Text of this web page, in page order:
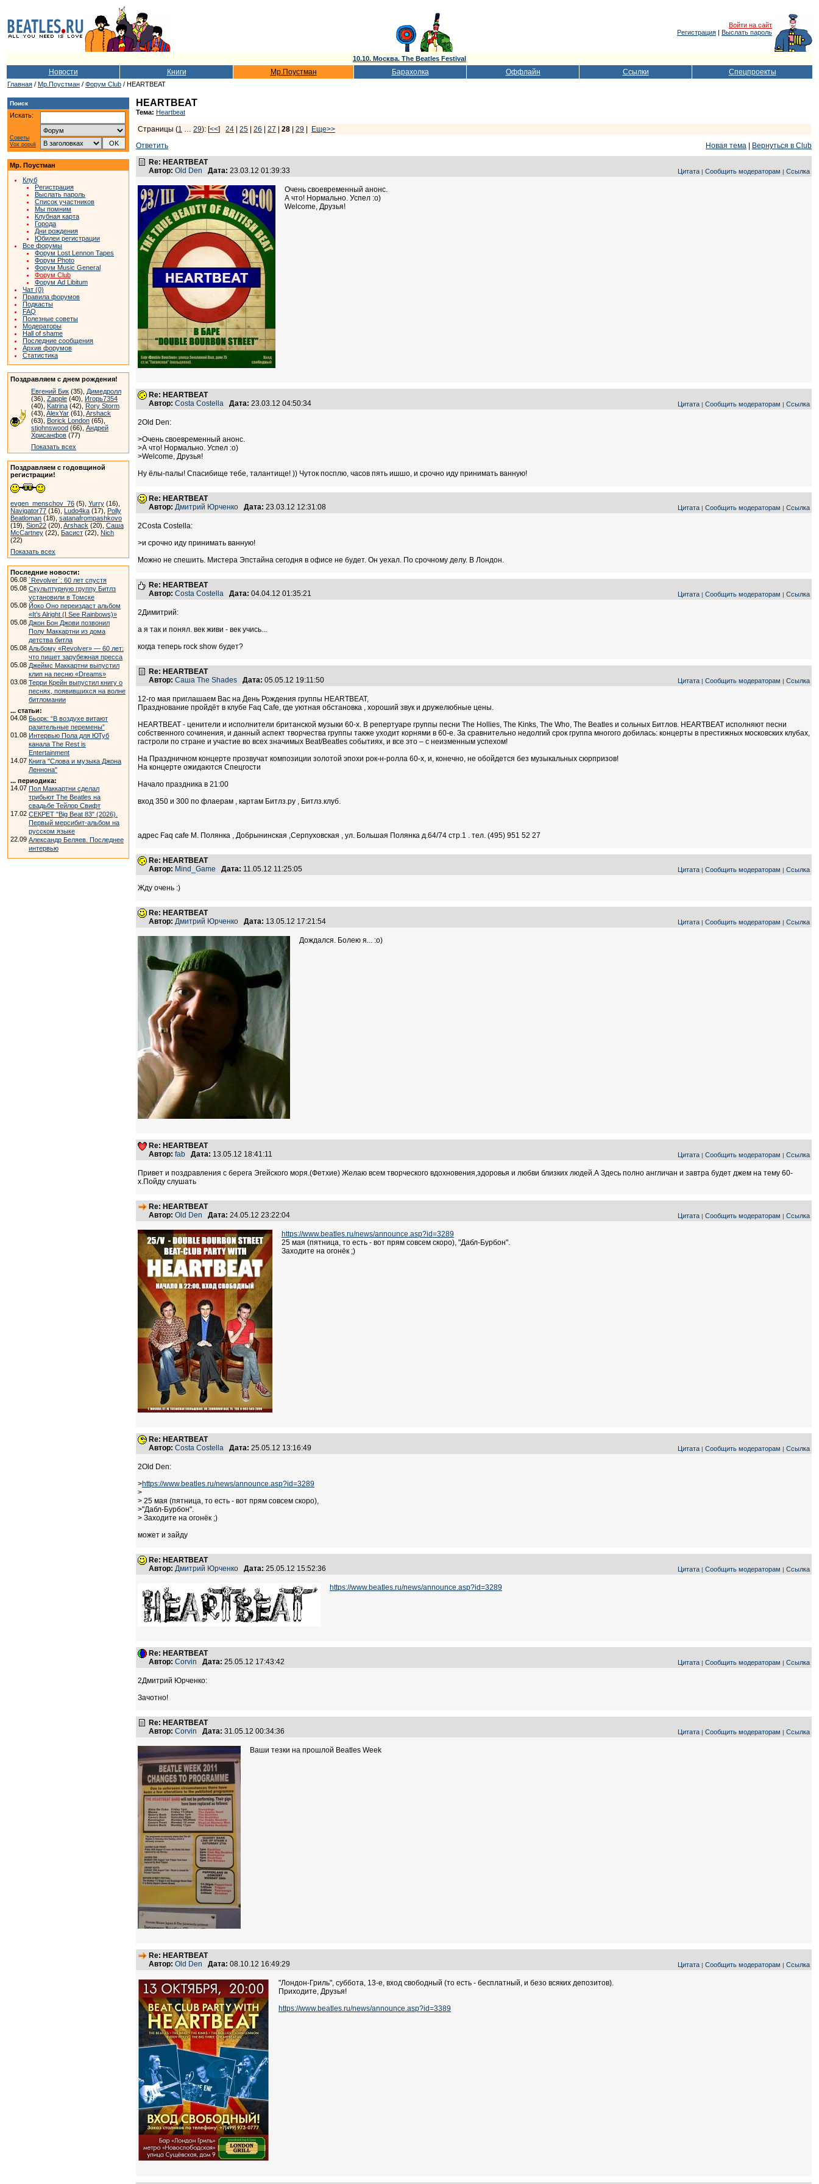
Войти на сайт
Регистрация | Выслать пароль
10.10. Москва. The Beatles Festival
Новости Книги Мр.Поустман Барахолка Оффлайн Ссылки Спецпроекты
Главная / Мр.Поустман / Форум Club / HEARTBEAT
Поиск
Искать:
Советы
Vox populi
Мр. Поустман
Клуб
Регистрация
Выслать пароль
Список участников
Мы помним
Клубная карта
Города
Дни рождения
Юбилеи регистрации
Все форумы
Форум Lost Lennon Tapes
Форум Photo
Форум Music General
Форум Club
Форум Ad Libitum
Чат (0)
Правила форумов
Подкасты
FAQ
Полезные советы
Модераторы
Hall of shame
Последние сообщения
Архив форумов
Статистика
Поздравляем с днем рождения!
Евгений Бик (35), Димедролл
(36), Zapple (40), Игорь7354
(40), Katrina (42), Rory Storm
(43), AlexYar (61), Arshack
(63), Borick London (65),
stjohnswood (66), Андрей
Хрисанфов (77)
Показать всех
Поздравляем с годовщиной
регистрации!
evgen_menschov_76 (5), Yurry (16),
Navigator77 (16), Ludo4ka (17), Polly
Beatloman (18), satanafrompashkovo
(19), Sion22 (20), Arshack (20), Саша
McCartney (22), Басист (22), Nich
(22)
Показать всех
Последние новости:
06.08 `Revolver`: 60 лет спустя
05.08 Скульптурную группу Битлз
установили в Томске
05.08 Йоко Оно переиздаст альбом
«It’s Alright (I See Rainbows)»
05.08 Джон Бон Джови позвонил
Полу Маккартни из дома
детства битла
05.08 Альбому «Revolver» — 60 лет:
что пишет зарубежная пресса
05.08 Джеймс Маккартни выпустил
клип на песню «Dreams»
03.08 Терри Крейн выпустил книгу о
песнях, появившихся на волне
битломании
... статьи:
04.08 Бьорк: “В воздухе витают
разительные перемены”
01.08 Интервью Пола для ЮТуб
канала The Rest is
Entertainment
14.07 Книга "Слова и музыка Джона
Леннона"
... периодика:
14.07 Пол Маккартни сделал
трибьют The Beatles на
свадьбе Тейлор Свифт
17.02 СЕКРЕТ "Big Beat 83" (2026).
Первый мерсибит-альбом на
русском языке
22.09 Александр Беляев. Последнее
интервью
HEARTBEAT
Тема: Heartbeat
Страницы (1 … 29): [<<] 24 25 26 27 28 29
Еще>>
Ответить
Новая тема
Вернуться в Club
Re: HEARTBEAT
Автор: Old Den Дата: 23.03.12 01:39:33 Цитата | Сообщить модераторам | Ссылка
Очень своевременный анонс.
А что! Нормально. Успел :о)
Welcome, Друзья!
Re: HEARTBEAT
Автор: Costa Costella Дата: 23.03.12 04:50:34 Цитата | Сообщить модераторам | Ссылка
2Old Den:
>Очень своевременный анонс.
>А что! Нормально. Успел :о)
>Welcome, Друзья!
Ну ёлы-палы! Спасибище тебе, талантище! )) Чуток посплю, часов пять ишшо, и срочно иду принимать ванную!
Re: HEARTBEAT
Автор: Дмитрий Юрченко Дата: 23.03.12 12:31:08 Цитата | Сообщить модераторам | Ссылка
2Costa Costella:
>и срочно иду принимать ванную!
Можно не спешить. Мистера Эпстайна сегодня в офисе не будет. Он уехал. По срочному делу. В Лондон.
Re: HEARTBEAT
Автор: Costa Costella Дата: 04.04.12 01:35:21 Цитата | Сообщить модераторам | Ссылка
2Димитрий:
а я так и понял. век живи - век учись...
когда теперь rock show будет?
Re: HEARTBEAT
Автор: Саша The Shades Дата: 05.05.12 19:11:50 Цитата | Сообщить модераторам | Ссылка
12-го мая приглашаем Вас на День Рождения группы HEARTBEAT,
Празднование пройдёт в клубе Faq Cafe, где уютная обстановка , хороший звук и дружелюбные цены.
HEARTBEAT - ценители и исполнители британской музыки 60-х. В репертуаре группы песни The Hollies, The Kinks, The Who, The Beatles и сольных Битлов. HEARTBEAT исполняют песни
собственного сочинения, и данный аспект творчества группы также уходит корнями в 60-е. За сравнительно недолгий срок группа многого добилась: концерты в престижных московских клубах,
гастроли по стране и участие во всех значимых Beat/Beatles событиях, и все это – с неизменным успехом!
На Праздничном концерте прозвучат композиции золотой эпохи рок-н-ролла 60-х, и, конечно, не обойдется без музыкальных сюрпризов!
На концерте ожидаются Спецгости
Начало праздника в 21:00
вход 350 и 300 по флаерам , картам Битлз.ру , Битлз.клуб.
адрес Faq cafe М. Полянка , Добрынинская ,Серпуховская , ул. Большая Полянка д.64/74 стр.1 . тел. (495) 951 52 27
Re: HEARTBEAT
Автор: Mind_Game Дата: 11.05.12 11:25:05 Цитата | Сообщить модераторам | Ссылка
Жду очень :)
Re: HEARTBEAT
Автор: Дмитрий Юрченко Дата: 13.05.12 17:21:54 Цитата | Сообщить модераторам | Ссылка
Дождался. Болею я... :о)
Re: HEARTBEAT
Автор: fab Дата: 13.05.12 18:41:11 Цитата | Сообщить модераторам | Ссылка
Привет и поздравления с берега Эгейского моря.(Фетхие) Желаю всем творческого вдохновения,здоровья и любви близких людей.А Здесь полно англичан и завтра будет джем на тему 60-
х.Пойду слушать
Re: HEARTBEAT
Автор: Old Den Дата: 24.05.12 23:22:04 Цитата | Сообщить модераторам | Ссылка
https://www.beatles.ru/news/announce.asp?id=3289
25 мая (пятница, то есть - вот прям совсем скоро), "Дабл-Бурбон".
Заходите на огонёк ;)
Re: HEARTBEAT
Автор: Costa Costella Дата: 25.05.12 13:16:49 Цитата | Сообщить модераторам | Ссылка
2Old Den:
>https://www.beatles.ru/news/announce.asp?id=3289
>
> 25 мая (пятница, то есть - вот прям совсем скоро),
>"Дабл-Бурбон".
> Заходите на огонёк ;)
может и зайду
Re: HEARTBEAT
Автор: Дмитрий Юрченко Дата: 25.05.12 15:52:36 Цитата | Сообщить модераторам | Ссылка
https://www.beatles.ru/news/announce.asp?id=3289
Re: HEARTBEAT
Автор: Corvin Дата: 25.05.12 17:43:42 Цитата | Сообщить модераторам | Ссылка
2Дмитрий Юрченко:
Зачотно!
Re: HEARTBEAT
Автор: Corvin Дата: 31.05.12 00:34:36 Цитата | Сообщить модераторам | Ссылка
Ваши тезки на прошлой Beatles Week
Re: HEARTBEAT
Автор: Old Den Дата: 08.10.12 16:49:29 Цитата | Сообщить модераторам | Ссылка
"Лондон-Гриль", суббота, 13-е, вход свободный (то есть - бесплатный, и безо всяких депозитов).
Приходите, Друзья!
https://www.beatles.ru/news/announce.asp?id=3389